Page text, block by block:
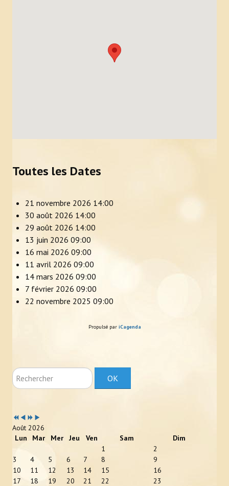
Toutes les Dates
21 novembre 2026 14:00
30 août 2026 14:00
29 août 2026 14:00
13 juin 2026 09:00
16 mai 2026 09:00
11 avril 2026 09:00
14 mars 2026 09:00
7 février 2026 09:00
22 novembre 2025 09:00
Propulsé par iCagenda
Rechercher OK
Année
précédente
Mois
précédent
Année
suivante
Mois
suivant
Août 2026
Lun
Mar Mer Jeu Ven Sam
Dim
1
2
3
4 5 6 7 8
9
10
11 12 13 14 15
16
17
18 19 20 21 22 23